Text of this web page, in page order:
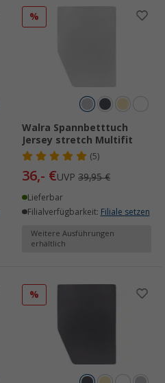
%
Walra Spannbetttuch
Jersey stretch Multifit
(5)
36,- €UVP 39,95 €
Lieferbar
Filialverfügbarkeit: Filiale setzen
Weitere Ausführungen
erhältlich
%